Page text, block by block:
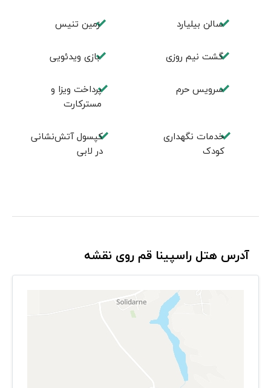
سالن بيليارد زمين تنيس
گشت نیم روزی بازی ویدئویی
سرویس حرم
پرداخت ویزا و
مسترکارت
خدمات نگهداری
کودک
کپسول آتش‌نشانی
در لابی
آدرس هتل راسپینا قم روی نقشه